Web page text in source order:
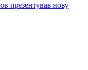
презентував нову